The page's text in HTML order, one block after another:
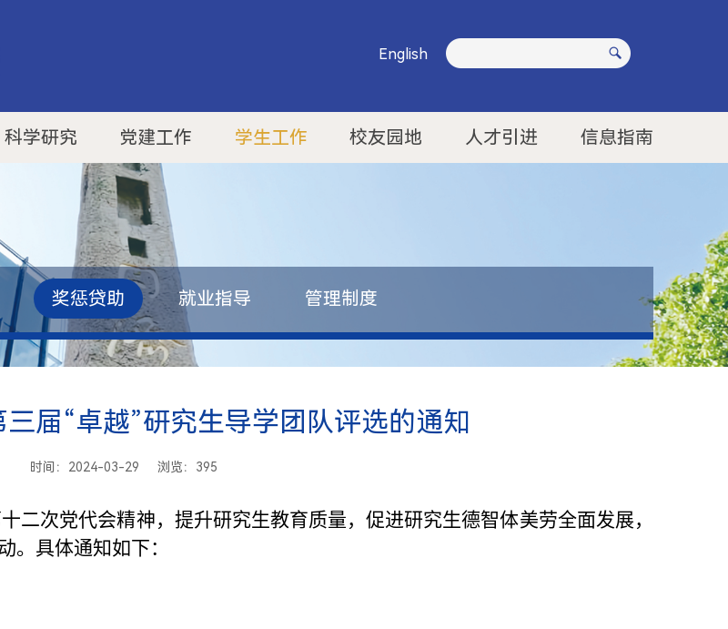
English
科学研究 党建工作 学生工作 校友园地 人才引进 信息指南
奖惩贷助 就业指导 管理制度
届“卓越”研究生导学团队评选的通知
时间：2024-03-29 浏览： 395
二次党代会精神，提升研究生教育质量，促进研究生德智体美劳全面发展，
。 具体通知如下：